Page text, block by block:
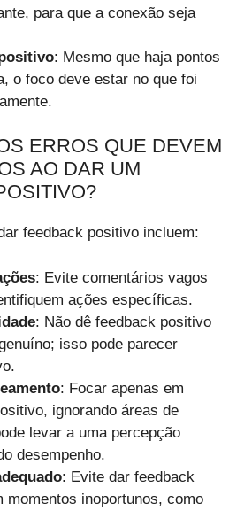
para que a conexão seja
: Mesmo que haja pontos
o foco deve estar no que foi
ERROS QUE DEVEM
AO DAR UM
feedback positivo incluem:
: Evite comentários vagos
ações específicas.
: Não dê feedback positivo
isso pode parecer
: Focar apenas em
ignorando áreas de
levar a uma percepção
desempenho.
: Evite dar feedback
momentos inoportunos, como